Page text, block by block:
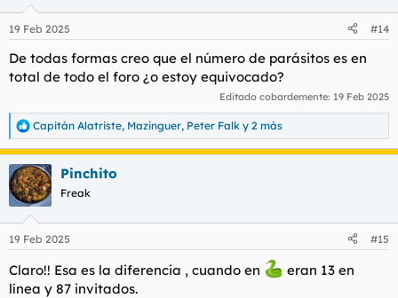
e
:
19 Feb 2025 #14
De todas formas creo que el número de parásitos es en
total de todo el foro ¿o estoy equivocado?
Editado cobardemente: 19 Feb 2025
R
e
a
c
c
i
e
:
Capitán Alatriste, Mazinguer, Peter Falk y 2 más
Pinchito
Freak
19 Feb 2025 #15
Claro!! Esa es la diferencia , cuando en
eran 13 en
línea y 87 invitados.